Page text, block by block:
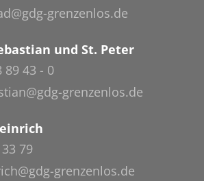
grenzenlos.de
und St. Peter
89 43 - 0
grenzenlos.de
79
grenzenlos.de